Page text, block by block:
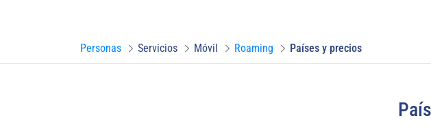
Personas Servicios Móvil Roaming Países y precios